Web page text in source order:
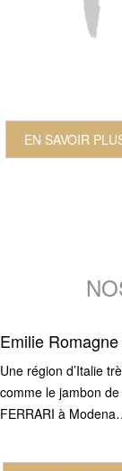
EN SAVOIR
Emilie Romagne
Une région d’Italie
comme le jambon
FERRARI à